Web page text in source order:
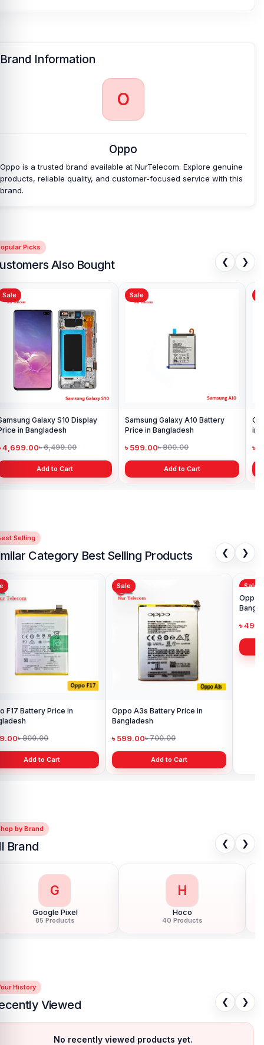
Brand Information
O
Oppo
Oppo is a trusted brand available at NurTelecom. Explore genuine
products, reliable quality, and customer-focused service with this
brand.
Picks
Also Bought ❮ ❯
Sale
Galaxy S10 Display
in Bangladesh
4,699.00৳ 6,499.00
Add to Cart
Sale
Samsung Galaxy A10 Battery
Price in Bangladesh
৳ 599.00৳ 800.00
Add to Cart
in
৳
Selling
Category Best Selling Products ❮ ❯
Sale
A3s Battery Price in
599.00৳ 700.00
Add to Cart
Sale
Oppo F11 Pro Battery Price in
Bangladesh
৳ 499.00৳ 700.00
Add to Cart
৳
by Brand
Brand ❮ ❯
G
Google Pixel
85 Products
H
Hoco
40 Products
History
Viewed ❮ ❯
No recently viewed products yet.